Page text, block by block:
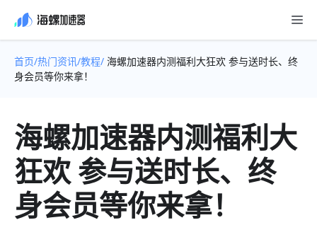
首页/热门资讯/教程/ 海螺加速器内测福利大狂欢 参与送时长、终
身会员等你来拿！
海螺加速器内测福利大
狂欢 参与送时长、终
身会员等你来拿！